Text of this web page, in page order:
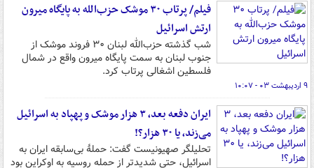
فیلم/ پرتاب ۳۰ موشک حزب‌الله به پایگاه میرون
ارتش اسرائیل
شب گذشته حزب‌الله لبنان ۳۰ فروند موشک از
جنوب لبنان به سمت پایگاه میرون واقع در شمال
فلسطین اشغالی پرتاب کرد.
۹ اردیبهشت ۰۳ - ۱۰:۰۷
ایران دفعه بعد، ۳ هزار موشک و پهپاد به اسرائیل
می‌زند، یا ۳۰ هزار؟!
تحلیلگر صهیونیست گفت: حملۀ بی‌سابقه ایران به
اسرائیل، حتی شدیدتر از حمله روسیه به اوکراین بود